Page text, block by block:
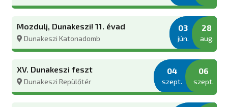
Mozdulj, Dunakeszi! 11. évad
Dunakeszi Katonadomb
03
jún.
28
aug.
XV. Dunakeszi feszt
Dunakeszi Repülőtér
04
szept.
06
szept.